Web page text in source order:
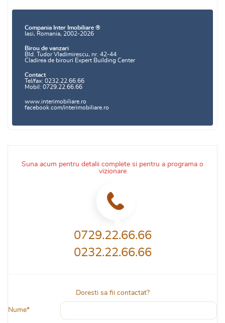
Suna acum pentru detalii complete si pentru a programa o
vizionare
0729.22.66.66
0232.22.66.66
Doresti sa fii contactat?
Nume*
Compania Inter Imobiliare ®
Iasi, Romania, 2002-2026
Birou de vanzari
Bld. Tudor Vladimirescu, nr. 42-44
Cladirea de birouri Expert Building Center
Contact
Tel/fax: 0232.22.66.66
Mobil: 0729.22.66.66
www.interimobiliare.ro
facebook.com/interimobiliare.ro